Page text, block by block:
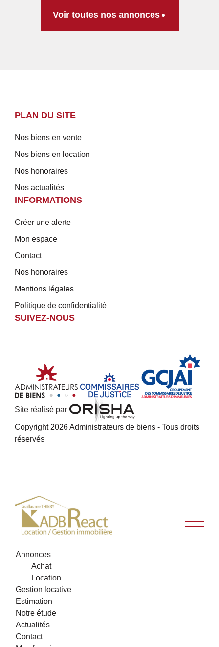
Voir toutes nos annonces
PLAN DU SITE
Nos biens en vente
Nos biens en location
Nos honoraires
Nos actualités
INFORMATIONS
Créer une alerte
Mon espace
Contact
Nos honoraires
Mentions légales
Politique de confidentialité
SUIVEZ-NOUS
Site réalisé par
Copyright 2026 Administrateurs de biens - Tous droits
réservés
Annonces
Achat
Location
Gestion locative
Estimation
Notre étude
Actualités
Contact